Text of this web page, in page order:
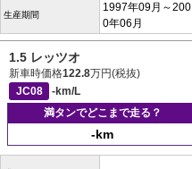
生産期間
1997年09月～200
0年06月
1.5 レッツオ
新車時価格122.8万円(税抜)
JC08
-km/L
満タンでどこまで走る？
-km